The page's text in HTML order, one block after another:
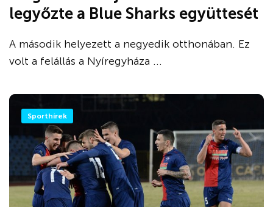
legyőzte a Blue Sharks együttesét
A második helyezett a negyedik otthonában. Ez
volt a felállás a Nyíregyháza ...
Sporthírek